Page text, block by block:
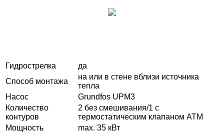
Гидрострелка
да
Способ монтажа
на или в стене вблизи источника
тепла
Насос
Grundfos UPM3
Количество
контуров
2 без смешивания/1 с
термостатическим клапаном ATM
Мощность
max. 35 кВт